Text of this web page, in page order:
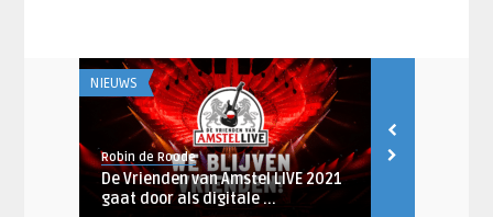
NIEUWS
Robin de Roode
De Vrienden van Amstel LIVE 2021
gaat door als digitale ...